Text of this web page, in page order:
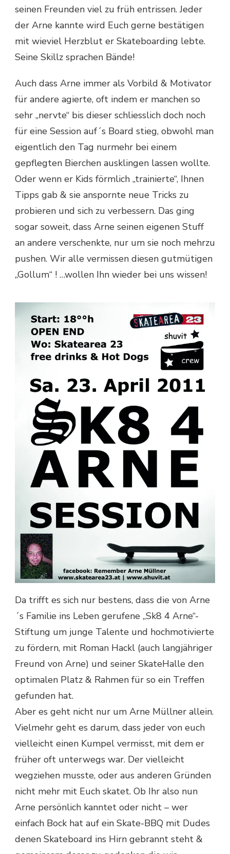
seinen Freunden viel zu früh entrissen. Jeder
der Arne kannte wird Euch gerne bestätigen
mit wieviel Herzblut er Skateboarding lebte.
Seine Skillz sprachen Bände!
Auch dass Arne immer als Vorbild & Motivator
für andere agierte, oft indem er manchen so
sehr „nervte“ bis dieser schliesslich doch noch
für eine Session auf´s Board stieg, obwohl man
eigentlich den Tag nurmehr bei einem
gepflegten Bierchen ausklingen lassen wollte.
Oder wenn er Kids förmlich „trainierte“, Ihnen
Tipps gab & sie anspornte neue Tricks zu
probieren und sich zu verbessern. Das ging
sogar soweit, dass Arne seinen eigenen Stuff
an andere verschenkte, nur um sie noch mehrzu
pushen. Wir alle vermissen diesen gutmütigen
„Gollum“ ! …wollen Ihn wieder bei uns wissen!
Da trifft es sich nur bestens, dass die von Arne
´s Familie ins Leben gerufene „Sk8 4 Arne“-
Stiftung um junge Talente und hochmotivierte
zu fördern, mit Roman Hackl (auch langjähriger
Freund von Arne) und seiner SkateHalle den
optimalen Platz & Rahmen für so ein Treffen
gefunden hat.
Aber es geht nicht nur um Arne Müllner allein.
Vielmehr geht es darum, dass jeder von euch
vielleicht einen Kumpel vermisst, mit dem er
früher oft unterwegs war. Der vielleicht
wegziehen musste, oder aus anderen Gründen
nicht mehr mit Euch skatet. Ob Ihr also nun
Arne persönlich kanntet oder nicht – wer
einfach Bock hat auf ein Skate-BBQ mit Dudes
denen Skateboard ins Hirn gebrannt steht &